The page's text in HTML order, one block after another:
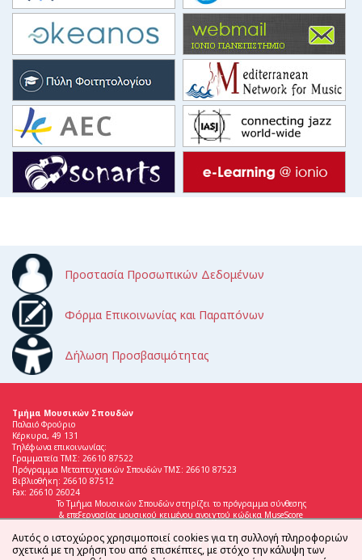
Προστασία Προσωπικών Δεδομένων
Φόρμα Επικοινωνίας και Παραπόνων
Δήλωση Προσβασιμότητας
Τμήμα Μουσικών Σπουδών
Παλαιό Φρούριο
Κέρκυρα, 49 131
Τηλέφωνα επικοινωνίας:
Γραμματεία ΤΜΣ: 26610 87522
Πρόγραμμα Μεταπτυχιακών Σπουδών ΤΜΣ: 26610 87523
Βιβλιοθήκη: 26610 87512
Fax: 26610 26024
Το Τμήμα Μουσικών Σπουδών στηρίζει το πρόγραμμα σύνθεσης
& επεξεργασίας μουσικού κειμένου ανοιχτού κώδικα MuseScore
Αυτός ο ιστοχώρος χρησιμοποιεί cookies για τη συλλογή πληροφοριών
σχετικά με τη χρήση του από επισκέπτες, με στόχο την κάλυψη των